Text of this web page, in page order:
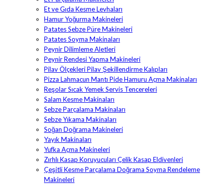
Et ve Gıda Kesme Levhaları
Hamur Yoğurma Makineleri
Patates Sebze Püre Makineleri
Patates Soyma Makinaları
Peynir Dilimleme Aletleri
Peynir Rendesi Yapma Makineleri
Pilav Ölçekleri Pilav Şekillendirme Kalıpları
Pizza Lahmacun Mantı Pide Hamuru Açma Makinaları
Reşolar Sıcak Yemek Servis Tencereleri
Salam Kesme Makinaları
Sebze Parçalama Makinaları
Sebze Yıkama Makinaları
Soğan Doğrama Makineleri
Yayık Makinaları
Yufka Açma Makineleri
Zırhlı Kasap Koruyucuları Çelik Kasap Eldivenleri
Çeşitli Kesme Parçalama Doğrama Soyma Rendeleme
Makineleri